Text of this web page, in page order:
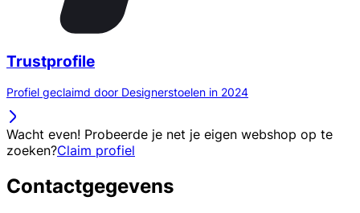
Trustprofile
Profiel geclaimd door Designerstoelen in 2024
Wacht even! Probeerde je net je eigen webshop op te
zoeken?Claim profiel
Contactgegevens